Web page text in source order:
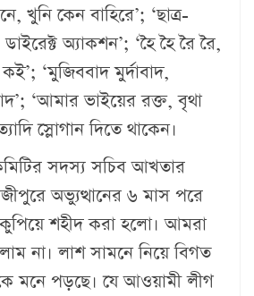
খুনি কেন বাহিরে’; ‘ছাত্র-
অ্যাকশন’; ‘হৈ হৈ রৈ রৈ,
‘মুজিববাদ মুর্দাবাদ,
‘আমার ভাইয়ের রক্ত, বৃথা
স্লোগান দিতে থাকেন।
সদস্য সচিব আখতার
অভ্যুত্থানের ৬ মাস পরে
শহীদ করা হলো। আমরা
না। লাশ সামনে নিয়ে বিগত
মনে পড়ছে। যে আওয়ামী লীগ